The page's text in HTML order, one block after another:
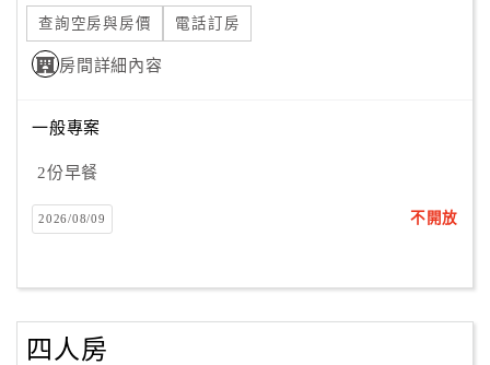
單
管
理
員
戶
客
服
聯
查詢空房與房價 電話訂房
房間詳細內容
一般專案
2份早餐
2026/08/09 不開放
四人房